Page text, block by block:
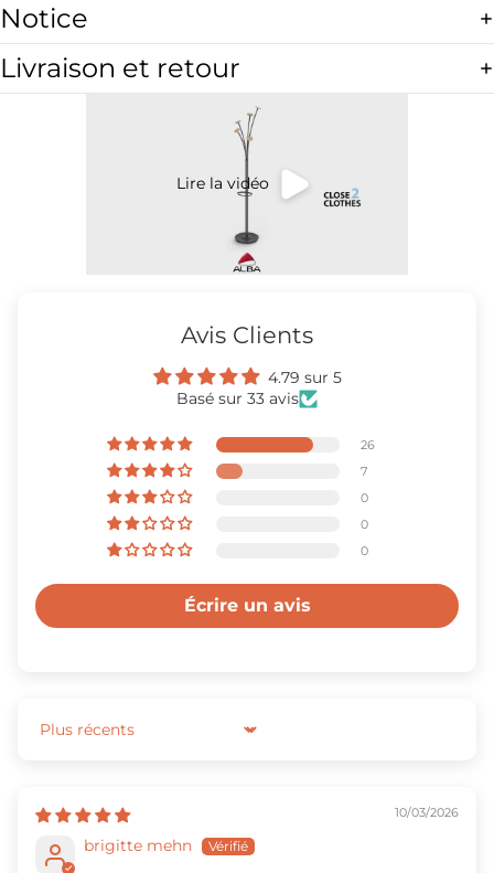
Notice
Livraison et retour
Lire la vidéo
Avis Clients
4.79 sur 5
Basé sur 33 avis
26
7
0
0
0
Écrire un avis
Sort by
10/03/2026
brigitte mehn